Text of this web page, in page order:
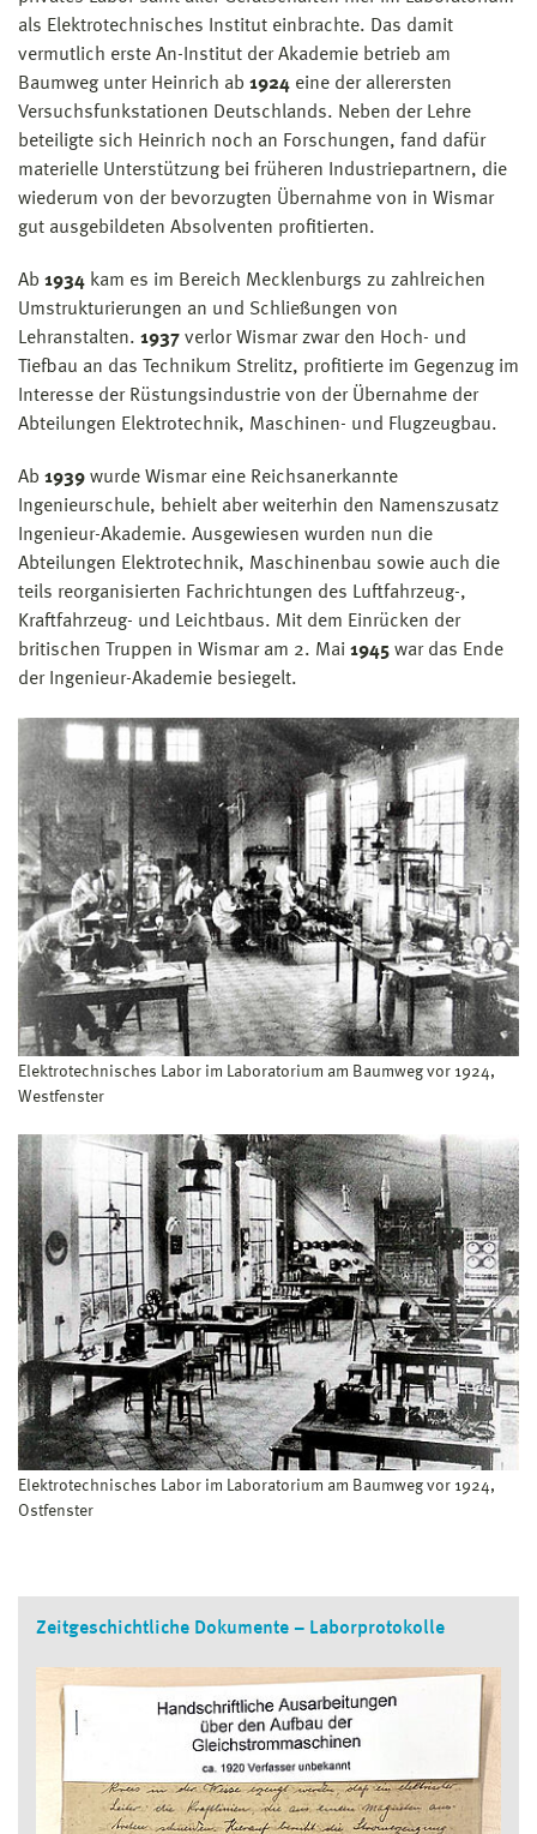
als Elektro­technisches Institut einbrachte. Das damit
vermutlich erste An-Institut der Akademie betrieb am
Baumweg unter Heinrich ab 1924 eine der allerersten
Versuchsfunkstationen Deutschlands. Neben der Lehre
beteiligte sich Heinrich noch an Forschungen, fand dafür
materielle Unterstützung bei früheren Industrie­partnern, die
wiederum von der bevorzugten Übernahme von in Wismar
gut ausgebildeten Absolventen profitierten.
Ab 1934 kam es im Bereich Mecklenburgs zu zahlreichen
Umstrukturierungen an und Schließungen von
Lehranstalten. 1937 verlor Wismar zwar den Hoch- und
Tiefbau an das Technikum Strelitz, profitierte im Gegenzug im
Interesse der Rüstungs­industrie von der Übernahme der
Abteilungen Elektrotechnik, Maschinen- und Flugzeugbau.
Ab 1939 wurde Wismar eine Reichsanerkannte
Ingenieurschule, behielt aber weiterhin den Namenszusatz
Ingenieur-Akademie. Ausgewiesen wurden nun die
Abteilungen Elektrotechnik, Maschinenbau sowie auch die
teils reorganisierten Fachrichtungen des Luftfahrzeug-,
Kraftfahrzeug- und Leichtbaus. Mit dem Einrücken der
britischen Truppen in Wismar am 2. Mai 1945 war das Ende
der Ingenieur-Akademie besiegelt.
Elektrotechnisches Labor im Laboratorium am Baumweg vor 1924,
Westfenster
Elektrotechnisches Labor im Laboratorium am Baumweg vor 1924,
Ostfenster
Zeitgeschichtliche Dokumente – Laborprotokolle